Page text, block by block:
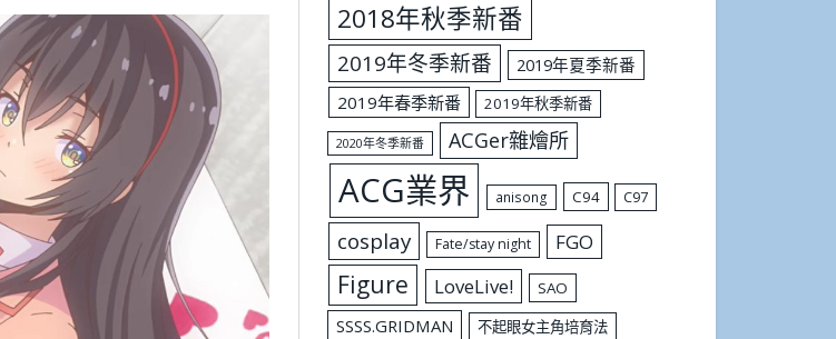
2018年秋季新番
2019年冬季新番
2019年夏季新番
2019年春季新番
2019年秋季新番
2020年冬季新番 ACGer雜燴所
ACG業界 anisong C94 C97
cosplay Fate/stay night FGO
Figure LoveLive! SAO
SSSS.GRIDMAN 不起眼女主角培育法